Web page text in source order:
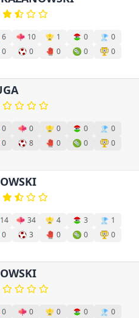
6 10 1 0
0
0 0 0 0
0
0 0 0 0
0
0 8 0 0
0
14 34 4 3
1
0 3 0 0
0
0 0 0 0
0